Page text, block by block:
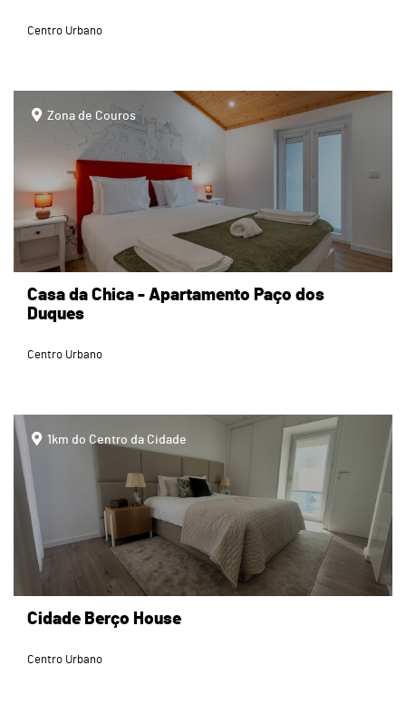
Centro Urbano
Zona de Couros
Casa da Chica - Apartamento Paço dos
Duques
Centro Urbano
page
1km do Centro da Cidade
Cidade Berço House
Centro Urbano